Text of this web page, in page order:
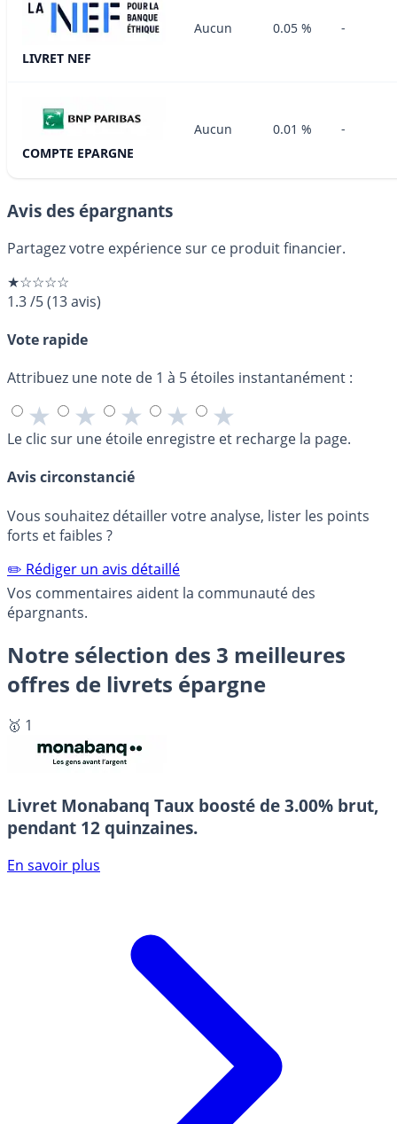
LIVRET NEF
Aucun 0.05 % -
COMPTE EPARGNE
Aucun 0.01 % -
Avis des épargnants
Partagez votre expérience sur ce produit financier.
★☆☆☆☆
1.3/5(13avis)
Vote rapide
Attribuez une note de 1 à 5 étoiles instantanément :
★ ★ ★ ★ ★
Le clic sur une étoile enregistre et recharge la page.
Avis circonstancié
Vous souhaitez détailler votre analyse, lister les points
forts et faibles ?
✏️ Rédiger un avis détaillé
Vos commentaires aident la communauté des
épargnants.
Notre sélection des 3 meilleures
offres de livrets épargne
🥇 1
Livret Monabanq Taux boosté de 3.00% brut,
pendant 12 quinzaines.
En savoir plus